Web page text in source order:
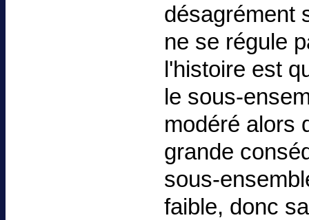
désagrément
ne se régule
l'histoire est
le sous-
modéré alors
grande
sous-
faible, donc